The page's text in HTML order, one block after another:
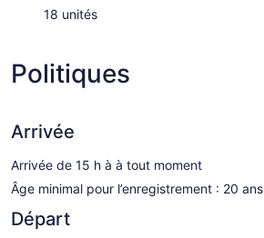
18 unités
Politiques
Arrivée
Arrivée de 15 h à à tout moment
Âge minimal pour l’enregistrement : 20 ans
Départ